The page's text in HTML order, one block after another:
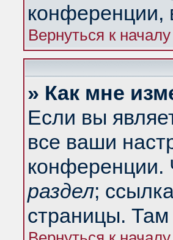
конференции,
Вернуться к началу
» Как мне
Если вы
все ваши
конференции.
раздел;
страницы.